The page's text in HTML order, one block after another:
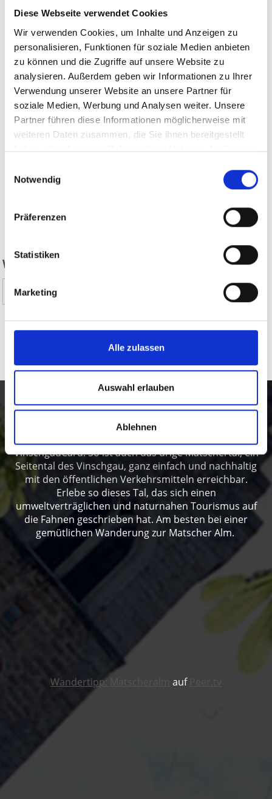
Diese Webseite verwendet Cookies
Wir verwenden Cookies, um Inhalte und Anzeigen zu
personalisieren, Funktionen für soziale Medien anbieten
zu können und die Zugriffe auf unsere Website zu
analysieren. Außerdem geben wir Informationen zu Ihrer
Verwendung unserer Website an unsere Partner für
soziale Medien, Werbung und Analysen weiter. Unsere
Partner führen diese Informationen möglicherweise mit
weiteren Daten zusammen, die Sie ihnen bereitgestellt
haben oder die sie im Rahmen Ihrer Nutzung der Dienste
Notwendig
Präferenzen
Statistiken
Marketing
Alle zulassen
Auswahl erlauben
Ablehnen
zurück
WAR DER INHALT FÜR SIE HILFREICH?
Ja
Nein
ALLE THEMENWEGE IM VINSCHGAU AUF
KARTE ANZEIGEN
Wander-Tipp: Zur Matscher Alm
VinschgauCard! So ist auch das urige Matschertal, ein
Seitental des Vinschgau, ganz einfach und nachhaltig
mit den öffentlichen Verkehrsmitteln erreichbar.
Erlebe so dieses Tal, das sich einen
umweltverträglichen und naturnahen Tourismus auf
die Fahnen geschrieben hat. Am besten bei einer
gemütlichen Wanderung zur Matscher Alm.
Wandertipp: Matscheralm auf Peer.tv